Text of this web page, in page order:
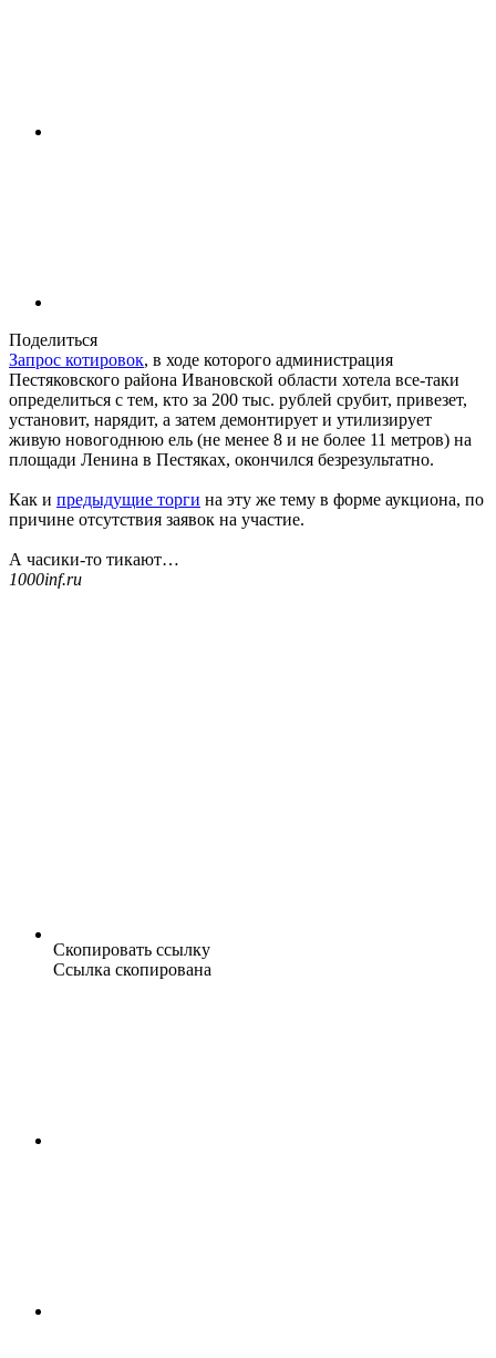
Поделиться
Запрос котировок, в ходе которого администрация
Пестяковского района Ивановской области хотела все-таки
определиться с тем, кто за 200 тыс. рублей срубит, привезет,
установит, нарядит, а затем демонтирует и утилизирует
живую новогоднюю ель (не менее 8 и не более 11 метров) на
площади Ленина в Пестяках, окончился безрезультатно.
Как и предыдущие торги на эту же тему в форме аукциона, по
причине отсутствия заявок на участие.
А часики-то тикают…
1000inf.ru
Скопировать ссылку
Ссылка скопирована